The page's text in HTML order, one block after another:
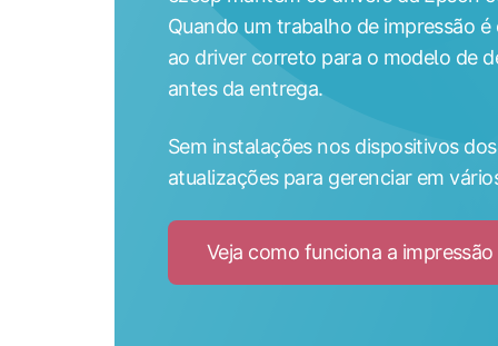
Quando um trabalho de impressão é
ao driver correto para o modelo de
antes da entrega.
Sem instalações nos dispositivos
atualizações para gerenciar em
Veja como funciona a